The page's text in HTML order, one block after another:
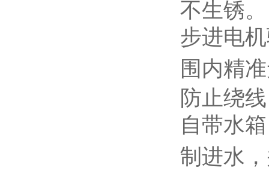
不生锈。
步进电机
围内精
防止绕
自带水
制进水